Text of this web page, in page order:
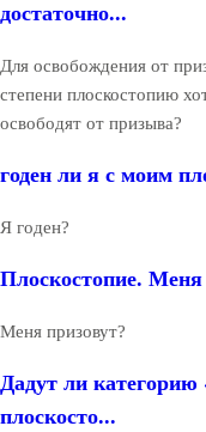
достаточно...
Для освобождения от
степени плоскостопию
освободят от призыва?
годен ли я с моим
Я годен?
Плоскостопие. Меня
Меня призовут?
Дадут ли категорию
плоскосто...